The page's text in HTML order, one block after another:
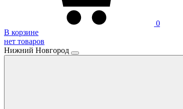
0
В корзине
нет товаров
Нижний Новгород